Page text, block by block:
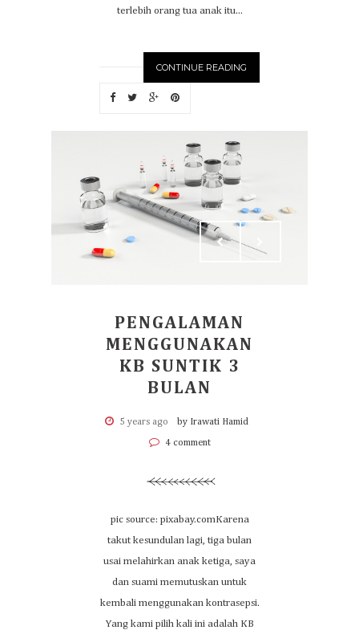
terlebih orang tua anak itu...
CONTINUE READING
PENGALAMAN
MENGGUNAKAN
KB SUNTIK 3
BULAN
5 years ago by Irawati Hamid
4 comment
pic source: pixabay.comKarena
takut kesundulan lagi, tiga bulan
usai melahirkan anak ketiga, saya
dan suami memutuskan untuk
kembali menggunakan kontrasepsi.
Yang kami pilih kali ini adalah KB